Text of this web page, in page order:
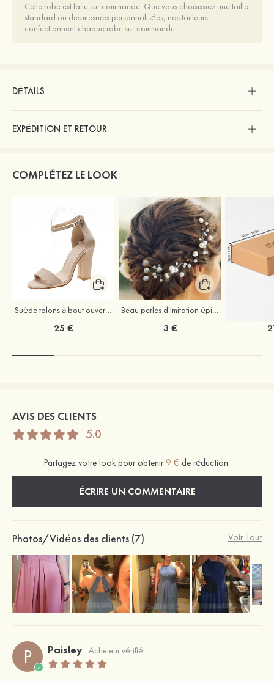
Cette robe est faite sur commande. Que vous choisissiez une taille
standard ou des mesures personnalisées, nos tailleurs
confectionnent chaque robe sur commande.
DÉTAILS
EXPÉDITION ET RETOUR
COMPLÉTEZ LE LOOK
Suède talons à bout ouvert sandales talon bottier chaussures pour les soirées
25 €
Beau perles d'Imitation épingles à cheveux coiffe
3 €
AVIS DES CLIENTS
5.0
Partagez votre look pour obtenir 9 € de réduction.
ÉCRIRE UN COMMENTAIRE
Photos/Vidéos des clients (7) Voir Tout
P Paisley Acheteur vérifié